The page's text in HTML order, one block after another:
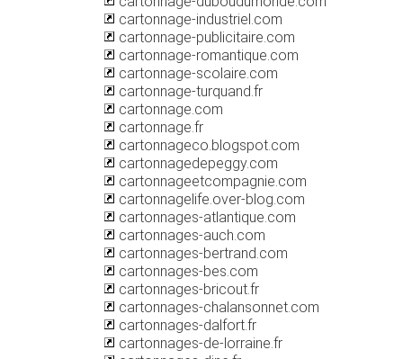
cartonnage-industriel.com
cartonnage-publicitaire.com
cartonnage-romantique.com
cartonnage-scolaire.com
cartonnage-turquand.fr
cartonnage.com
cartonnage.fr
cartonnageco.blogspot.com
cartonnagedepeggy.com
cartonnageetcompagnie.com
cartonnagelife.over-blog.com
cartonnages-atlantique.com
cartonnages-auch.com
cartonnages-bertrand.com
cartonnages-bes.com
cartonnages-bricout.fr
cartonnages-chalansonnet.com
cartonnages-dalfort.fr
cartonnages-de-lorraine.fr